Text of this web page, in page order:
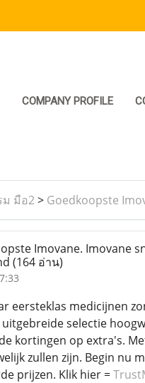
COMPANY PROFILE
ม มือ2> Goedkoopste
Imovane. Imovane
(164 อ่าน)
eersteklas medicijnen
selectie
kortingen op extra's.
zullen zijn. Begin nu
prijzen. Klik hier =